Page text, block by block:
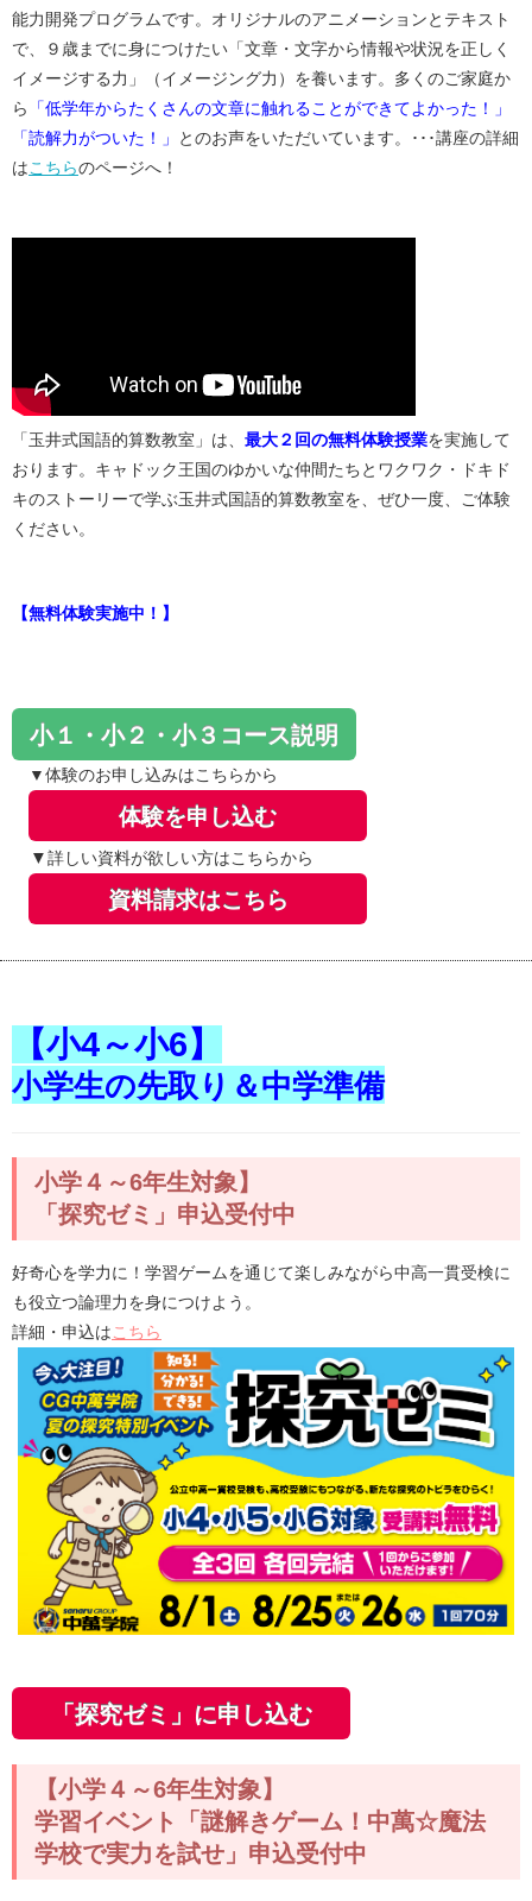
能力開発プログラムです。オリジナルのアニメーションとテキスト
で、９歳までに身につけたい「文章・文字から情報や状況を正しく
イメージする力」（イメージング力）を養います。多くのご家庭か
ら
「低学年からたくさんの文章に触れることができてよかった！」
「読解力がついた！」
とのお声をいただいています。･･･講座の詳細
はこちらのページへ！
「玉井式国語的算数教室」は、 最大２回の無料体験授業を実施して
おります。キャドック王国のゆかいな仲間たちとワクワク・ドキド
キのストーリーで学ぶ玉井式国語的算数教室を、ぜひ一度、ご体験
ください。
【無料体験実施中！】
小１・小２・小３コース説明
▼体験のお申し込みはこちらから
体験を申し込む
▼詳しい資料が欲しい方はこちらから
資料請求はこちら
【小4～小6】
小学生の先取り＆中学準備
小学４～6年生対象】
「探究ゼミ」申込受付中
好奇心を学力に！学習ゲームを通じて楽しみながら中高一貫受検に
も役立つ論理力を身につけよう。
詳細・申込はこちら
「探究ゼミ」に申し込む
【小学４～6年生対象】
学習イベント「謎解きゲーム！中萬☆魔法
学校で実力を試せ」申込受付中